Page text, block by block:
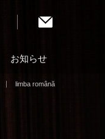
お知らせ
limba română